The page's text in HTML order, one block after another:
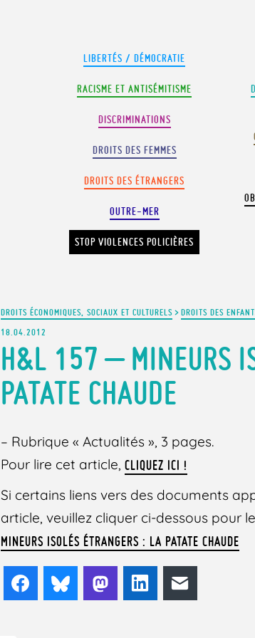
LIBERTÉS / DÉMOCRATIE
RACISME ET ANTISÉMITISME
DISCRIMINATIONS
DROITS DES FEMMES
DROITS DES ÉTRANGERS
OUTRE-MER
STOP VIOLENCES POLICIÈRES
DROITS ÉCONOMIQUES, SOCIAUX ET CULTURELS>DROITS DES
18.04.2012
H&L 157 – MINEURS
PATATE CHAUDE
– Rubrique « Actualités », 3 pages.
Pour lire cet article,CLIQUEZ ICI !
Si certains liens vers des documents
article, veuillez cliquer ci-dessous pour
MINEURS ISOLÉS ÉTRANGERS : LA PATATE CHAUDE
FacebookBlueskyMastodonLinkedIn